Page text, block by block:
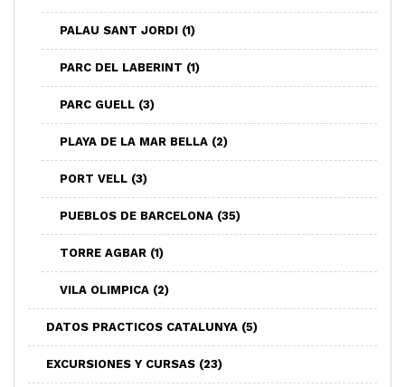
PALAU SANT JORDI (1)
PARC DEL LABERINT (1)
PARC GUELL (3)
PLAYA DE LA MAR BELLA (2)
PORT VELL (3)
PUEBLOS DE BARCELONA (35)
TORRE AGBAR (1)
VILA OLIMPICA (2)
DATOS PRACTICOS CATALUNYA (5)
EXCURSIONES Y CURSAS (23)